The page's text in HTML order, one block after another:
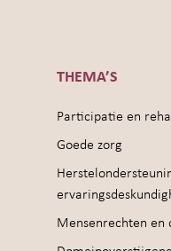
THEMA’S
Participatie en
Goede zorg
Mensenrechten en